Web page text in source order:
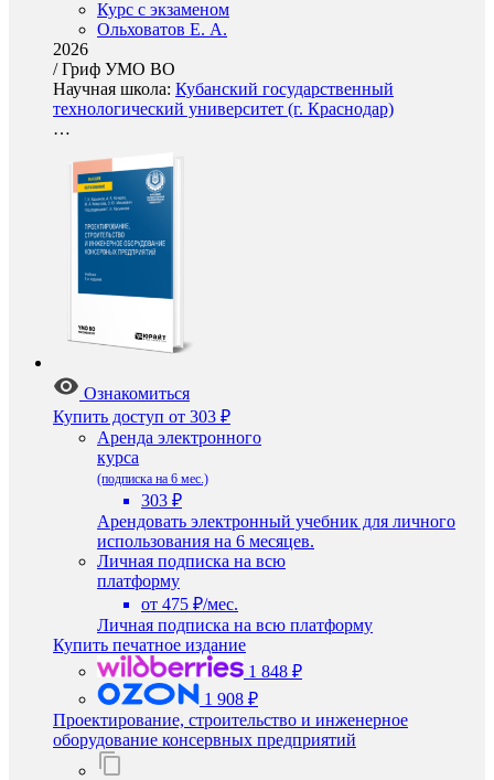
Курс с экзаменом
Ольховатов Е. А.
2026
/Гриф УМО ВО
Научная школа: Кубанский государственный
технологический университет (г. Краснодар)
…
Ознакомиться
Купить доступ от 303 ₽
Аренда электронного
курса
(подписка на 6 мес.)
303 ₽
Арендовать электронный учебник для личного
использования на 6 месяцев.
Личная подписка на всю
платформу
от 475 ₽/мес.
Личная подписка на всю платформу
Купить печатное издание
1 848 ₽
1 908 ₽
Проектирование, строительство и инженерное
оборудование консервных предприятий